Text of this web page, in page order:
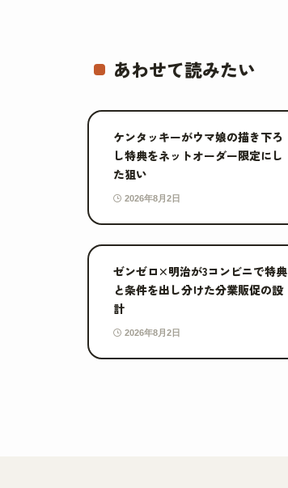
あわせて読みたい
ケンタッキーがウマ娘の描き下ろ
し特典をネットオーダー限定にし
た狙い
2026年8月2日
ゼンゼロ×明治が3コンビニで特典
と条件を出し分けた分業販促の設
計
2026年8月2日